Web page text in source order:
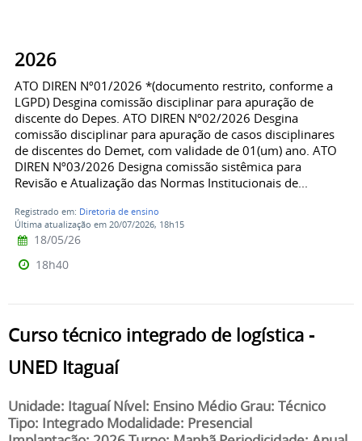
2026
ATO DIREN Nº01/2026 *(documento restrito, conforme a
LGPD) Desgina comissão disciplinar para apuração de
discente do Depes. ATO DIREN Nº02/2026 Desgina
comissão disciplinar para apuração de casos disciplinares
de discentes do Demet, com validade de 01(um) ano. ATO
DIREN Nº03/2026 Designa comissão sistêmica para
Revisão e Atualização das Normas Institucionais de...
Registrado em: Diretoria de ensino
Última atualização em 20/07/2026, 18h15
18/05/26
18h40
Curso técnico integrado de logística -
UNED Itaguaí
Unidade: Itaguaí Nível: Ensino Médio Grau: Técnico
Tipo: Integrado Modalidade: Presencial